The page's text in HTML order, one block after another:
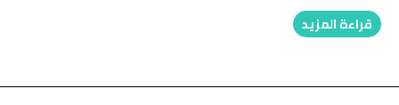
قراءة المزيد